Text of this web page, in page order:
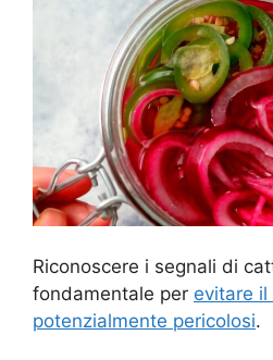
Riconoscere i segnali di
fondamentale per evitare il
potenzialmente pericolosi.